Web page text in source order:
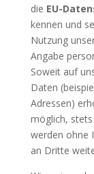
die EU-
kennen und
Nutzung
Angabe
Soweit auf
Daten
Adressen)
möglich,
werden ohne
an Dritte